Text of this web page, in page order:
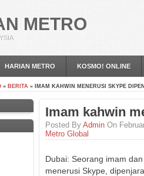
METRO
HARIAN METRO KOSMO! ONLINE
» BERITA » IMAM KAHWIN MENERUSI SKYPE
Imam kahwin
Posted By Admin On
Metro Global
Dubai: Seorang imam
menerusi Skype,